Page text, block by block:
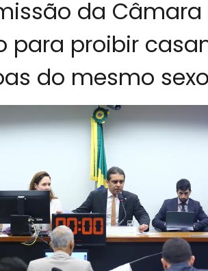
da
para proibir
do mesmo